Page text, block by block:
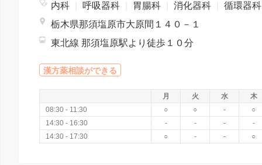
内科 呼吸器科 胃腸科 消化器科
循環器
栃木県那須塩原市大原間１４０－１
東北線 那須塩原駅より徒歩１０分
漢方薬相談ができる
月 火 水
木
08:30 - 11:30
○ ○ -
○
14:30 - 16:30
- - -
-
14:30 - 17:30
○ - - ○